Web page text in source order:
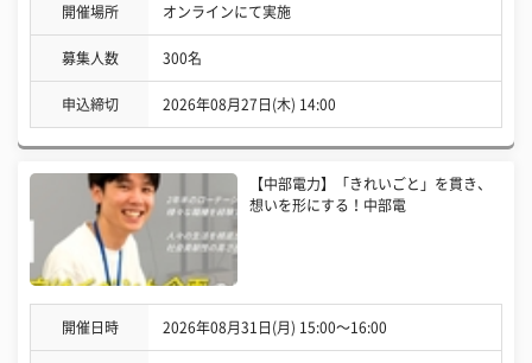
開催場所 オンラインにて実施
募集人数 300名
申込締切 2026年08月27日(木) 14:00
【中部電力】「きれいごと」を貫き、
想いを形にする！中部電
開催日時 2026年08月31日(月) 15:00〜16:00